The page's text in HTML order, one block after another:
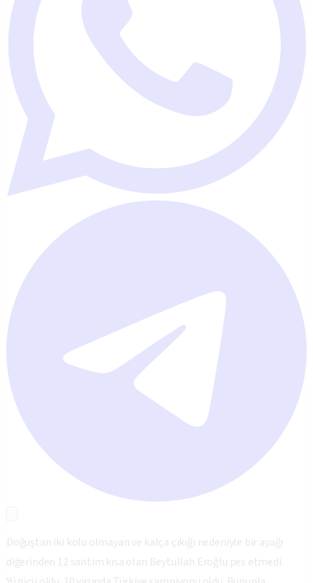
Doğuştan iki kolu olmayan ve kalça çıkığı nedeniyle bir ayağı
diğerinden 12 santim kısa olan Beytullah Eroğlu pes etmedi.